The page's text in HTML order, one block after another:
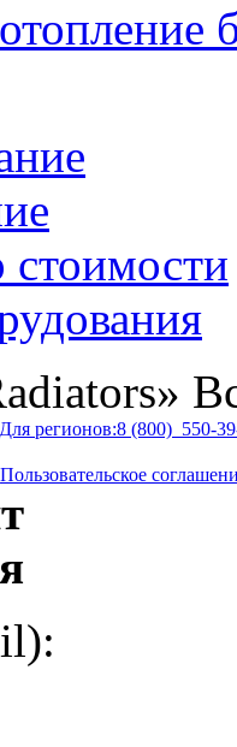
отопление
стоимости
Для регионов:8 (800) 550-
Пользовательское